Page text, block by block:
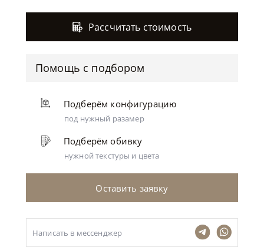
Рассчитать стоимость
Помощь с подбором
Подберём конфигурацию
под нужный разамер
Подберём обивку
нужной текстуры и цвета
Оставить заявку
Написать в мессенджер